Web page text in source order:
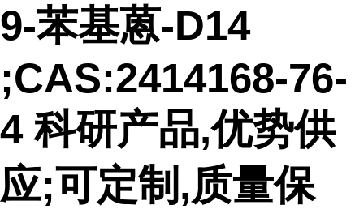
9-苯基蒽-D14
;CAS:2414168-76-
4 科研产品,优势供
应;可定制,质量保